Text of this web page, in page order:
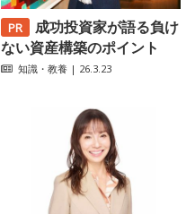
成功投資家が語る負け
ない資産構築のポイント
知識・教養 | 26.3.23